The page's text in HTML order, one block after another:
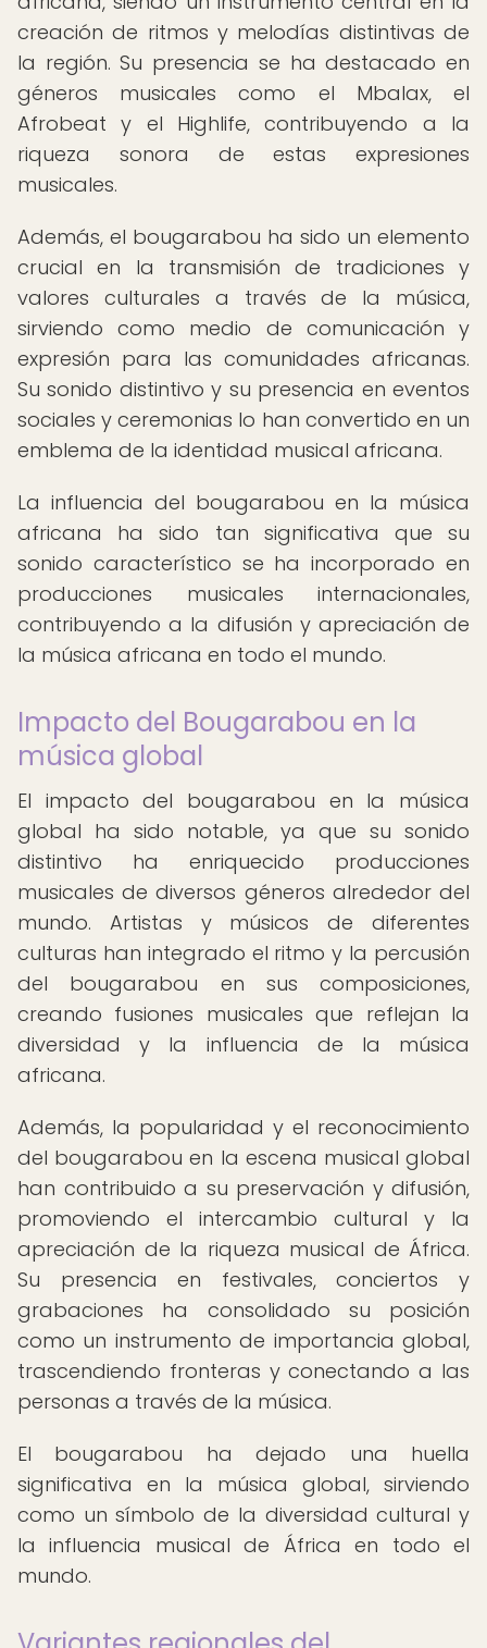
creación de ritmos y melodías distintivas de
la región. Su presencia se ha destacado en
géneros musicales como el Mbalax, el
Afrobeat y el Highlife, contribuyendo a la
riqueza sonora de estas expresiones
musicales.
Además, el bougarabou ha sido un elemento
crucial en la transmisión de tradiciones y
valores culturales a través de la música,
sirviendo como medio de comunicación y
expresión para las comunidades africanas.
Su sonido distintivo y su presencia en eventos
sociales y ceremonias lo han convertido en un
emblema de la identidad musical africana.
La influencia del bougarabou en la música
africana ha sido tan significativa que su
sonido característico se ha incorporado en
producciones musicales internacionales,
contribuyendo a la difusión y apreciación de
la música africana en todo el mundo.
Impacto del Bougarabou en la
música global
El impacto del bougarabou en la música
global ha sido notable, ya que su sonido
distintivo ha enriquecido producciones
musicales de diversos géneros alrededor del
mundo. Artistas y músicos de diferentes
culturas han integrado el ritmo y la percusión
del bougarabou en sus composiciones,
creando fusiones musicales que reflejan la
diversidad y la influencia de la música
africana.
Además, la popularidad y el reconocimiento
del bougarabou en la escena musical global
han contribuido a su preservación y difusión,
promoviendo el intercambio cultural y la
apreciación de la riqueza musical de África.
Su presencia en festivales, conciertos y
grabaciones ha consolidado su posición
como un instrumento de importancia global,
trascendiendo fronteras y conectando a las
personas a través de la música.
El bougarabou ha dejado una huella
significativa en la música global, sirviendo
como un símbolo de la diversidad cultural y
la influencia musical de África en todo el
mundo.